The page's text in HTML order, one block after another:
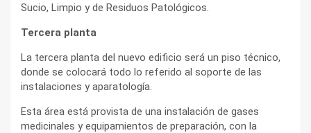
Sucio, Limpio y de Residuos Patológicos.
Tercera planta
La tercera planta del nuevo edificio será un piso técnico,
donde se colocará todo lo referido al soporte de las
instalaciones y aparatología.
Esta área está provista de una instalación de gases
medicinales y equipamientos de preparación, con la